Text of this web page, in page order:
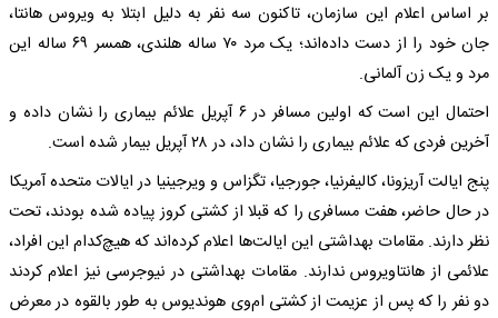
بر اساس اعلام این سازمان، تاکنون سه نفر به دلیل ابتلا به ویروس هانتا،
جان خود را از دست داده‌اند؛ یک مرد ۷۰ ساله هلندی، همسر ۶۹ ساله این
مرد و یک زن آلمانی.
احتمال این است که اولین مسافر در ۶ آپریل علائم بیماری را نشان داده و
آخرین فردی که علائم بیماری را نشان داد، در ۲۸ آپریل بیمار شده است.
پنج ایالت آریزونا، کالیفرنیا، جورجیا، تگزاس و ویرجینیا در ایالات متحده آمریکا
در حال حاضر، هفت مسافری را که قبلا از کشتی کروز پیاده شده بودند، تحت
نظر دارند. مقامات بهداشتی این ایالت‌ها اعلام کرده‌اند که هیچ‌کدام این افراد،
علائمی از هانتاویروس ندارند. مقامات بهداشتی در نیوجرسی نیز اعلام کردند
دو نفر را که پس از عزیمت از کشتی ام‌وی هوندیوس به طور بالقوه در معرض